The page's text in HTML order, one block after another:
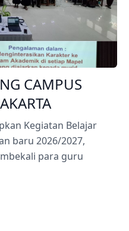
CAMPUS
Kegiatan Belajar
baru 2026/2027,
para guru